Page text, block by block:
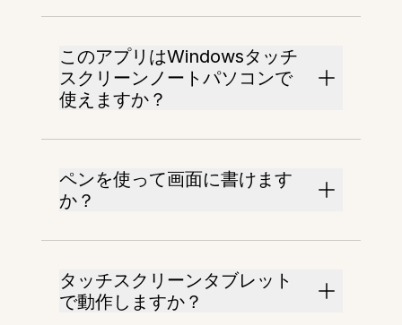
このアプリはWindowsタッチ
スクリーンノートパソコンで
使えますか？
ペンを使って画面に書けます
か？
タッチスクリーンタブレット
で動作しますか？